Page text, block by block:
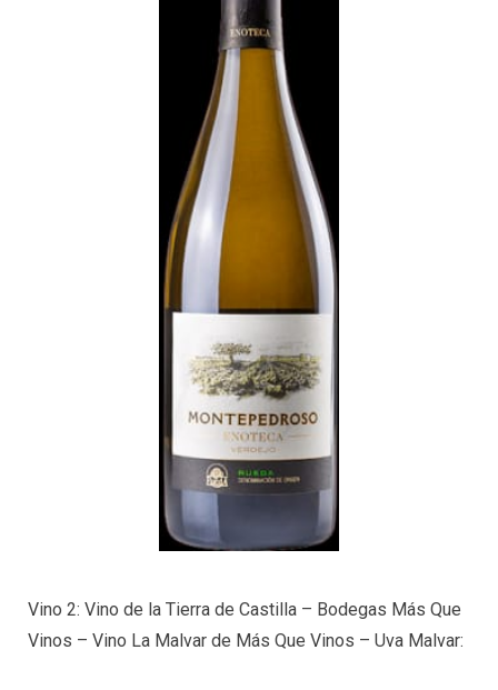
Vino 2: Vino de la Tierra de Castilla – Bodegas Más Que
Vinos – Vino La Malvar de Más Que Vinos – Uva Malvar: